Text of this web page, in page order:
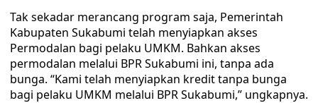
Tak sekadar merancang program saja, Pemerintah
Kabupaten Sukabumi telah menyiapkan akses
Permodalan bagi pelaku UMKM. Bahkan akses
permodalan melalui BPR Sukabumi ini, tanpa ada
bunga. “Kami telah menyiapkan kredit tanpa bunga
bagi pelaku UMKM melalui BPR Sukabumi,” ungkapnya.